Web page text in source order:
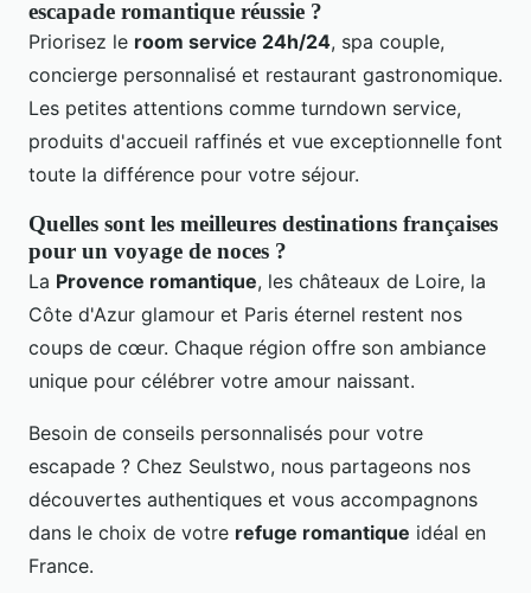
escapade romantique réussie ?
Priorisez le room service 24h/24, spa couple,
concierge personnalisé et restaurant gastronomique.
Les petites attentions comme turndown service,
produits d'accueil raffinés et vue exceptionnelle font
toute la différence pour votre séjour.
Quelles sont les meilleures destinations françaises
pour un voyage de noces ?
La Provence romantique, les châteaux de Loire, la
Côte d'Azur glamour et Paris éternel restent nos
coups de cœur. Chaque région offre son ambiance
unique pour célébrer votre amour naissant.
Besoin de conseils personnalisés pour votre
escapade ? Chez Seulstwo, nous partageons nos
découvertes authentiques et vous accompagnons
dans le choix de votre refuge romantique idéal en
France.